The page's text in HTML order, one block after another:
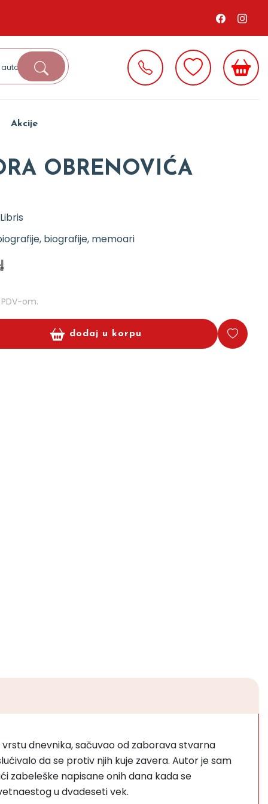
Akcije
OBRENOVIĆA
biografije, memoari
om.
dodaj u korpu
dnevnika, sačuvao od zaborava stvarna
da se protiv njih kuje zavera. Autor je sam
zabeleške napisane onih dana kada se
u dvadeseti vek.